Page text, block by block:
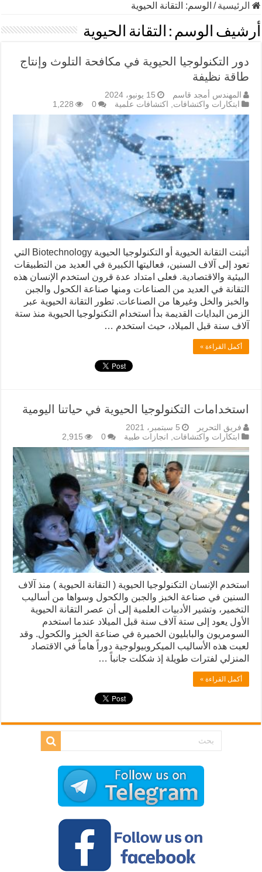
الرئيسية/ الوسم: التقانة الحيوية
أرشيف الوسم : التقانة الحيوية
دور التكنولوجيا الحيوية في مكافحة التلوث وإنتاج
طاقة نظيفة
المهندس أمجد قاسم
15 يونيو، 2024
ابتكارات واكتشافات, اكتشافات علمية 0
1,228
أثبتت التقانة الحيوية أو التكنولوجيا الحيوية Biotechnology التي
تعود إلى آلاف السنين، فعاليتها الكبيرة في العديد من التطبيقات
البيئية والاقتصادية. فعلى امتداد عدة قرون استخدم الإنسان هذه
التقانة في العديد من الصناعات ومنها صناعة الكحول والجبن
والخبز والخل وغيرها من الصناعات. تطور التقانة الحيوية عبر
الزمن البدايات القديمة بدأ استخدام التكنولوجيا الحيوية منذ ستة
آلاف سنة قبل الميلاد، حيث استخدم …
أكمل القراءة »
استخدامات التكنولوجيا الحيوية في حياتنا اليومية
فريق التحرير
5 سبتمبر، 2021
ابتكارات واكتشافات
انجازات طبية 0
2,915
استخدم الإنسان التكنولوجيا الحيوية ( التقانة الحيوية ) منذ آلاف
السنين في صناعة الخبز والجبن والكحول وسواها من أساليب
التخمير، وتشير الأدبيات العلمية إلى أن عصر التقانة الحيوية
الأول يعود إلى ستة آلاف سنة قبل الميلاد عندما استخدم
السومريون والبابليون الخميرة في صناعة الخبز والكحول. وقد
لعبت هذه الأساليب الميكروبيولوجية دوراً هاماً في الاقتصاد
المنزلي لفترات طويلة إذ شكلت جانباً …
أكمل القراءة »